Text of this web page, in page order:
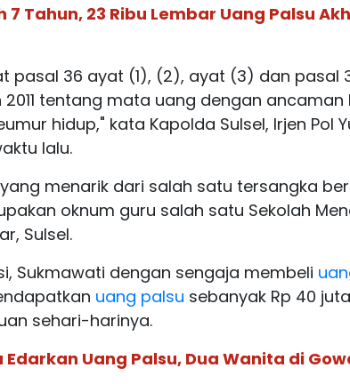
7 Tahun, 23 Ribu Lembar Uang Palsu
pasal 36 ayat (1), (2), ayat (3) dan pasal
2011 tentang mata uang dengan ancaman
hidup," kata Kapolda Sulsel, Irjen Pol
lalu.
menarik dari salah satu tersangka
oknum guru salah satu Sekolah
Sulsel.
Sukmawati dengan sengaja membeli
uang palsu sebanyak Rp 40
sehari-harinya.
Edarkan Uang Palsu, Dua Wanita di